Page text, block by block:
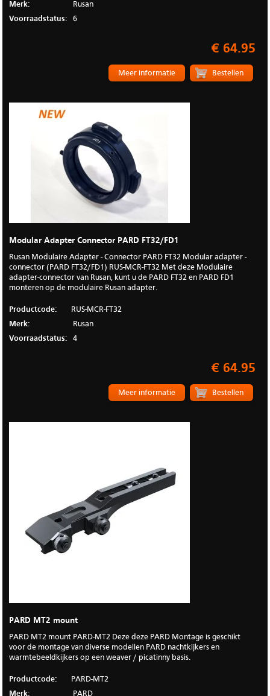
Merk:
Rusan
Voorraadstatus:
6
€ 64.95
Meer informatie
Modular Adapter Connector PARD FT32/FD1
Rusan Modulaire Adapter - Connector PARD FT32 Modular adapter -
connector (PARD FT32/FD1) RUS-MCR-FT32 Met deze Modulaire
adapter-connector van Rusan, kunt u de PARD FT32 en PARD FD1
monteren op de modulaire Rusan adapter.
Productcode:
RUS-MCR-FT32
Merk:
Rusan
Voorraadstatus:
4
€ 64.95
Meer informatie
PARD MT2 mount
PARD MT2 mount PARD-MT2 Deze deze PARD Montage is geschikt
voor de montage van diverse modellen PARD nachtkijkers en
warmtebeeldkijkers op een weaver / picatinny basis.
Productcode:
PARD-MT2
Merk:
PARD